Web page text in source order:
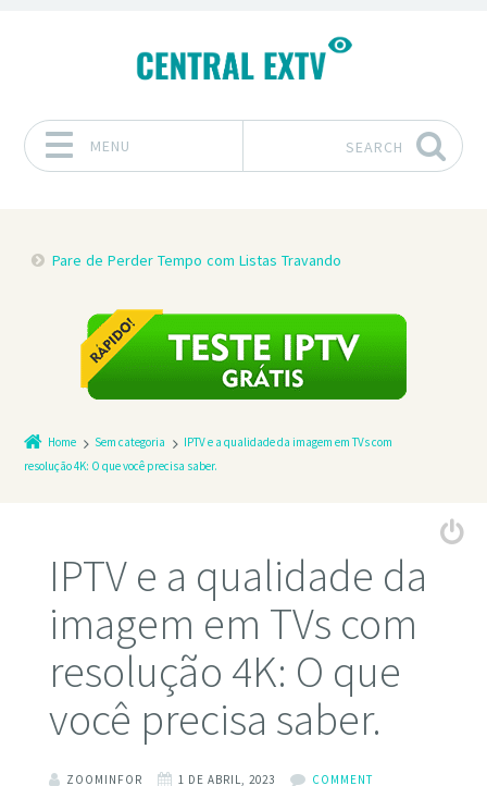
MENU SEARCH
Pare de Perder Tempo com Listas Travando
Home Sem categoria
IPTV e a qualidade da imagem em TVs com
resolução 4K: O que você precisa saber.
IPTV e a qualidade da
imagem em TVs com
resolução 4K: O que
você precisa saber.
ZOOMINFOR 1 DE ABRIL, 2023
COMMENT